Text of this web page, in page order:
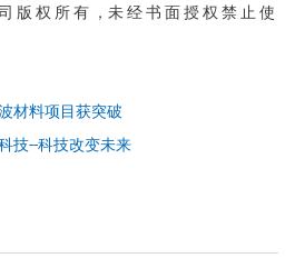
权 所 有 ，未 经 书 面 授 权 禁 止 使
材料项目获突破
技--科技改变未来